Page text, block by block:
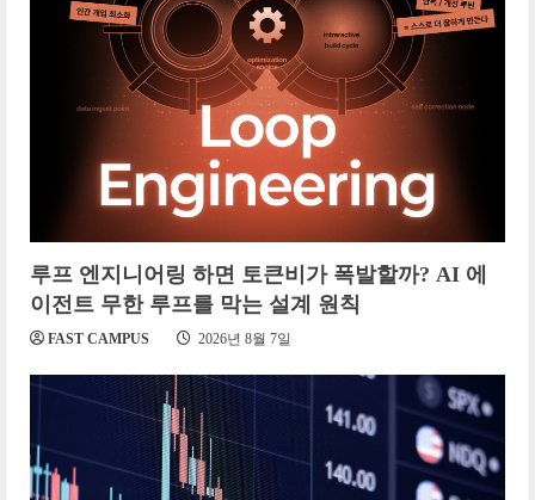
루프 엔지니어링 하면 토큰비가 폭발할까? AI 에
이전트 무한 루프를 막는 설계 원칙
FAST CAMPUS 2026년 8월 7일